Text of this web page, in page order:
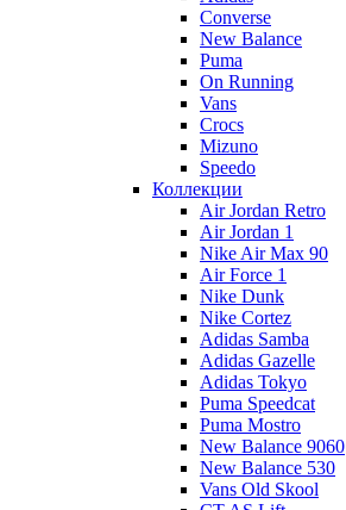
Converse
New Balance
Puma
On Running
Vans
Crocs
Mizuno
Speedo
Коллекции
Air Jordan Retro
Air Jordan 1
Nike Air Max 90
Air Force 1
Nike Dunk
Nike Cortez
Adidas Samba
Adidas Gazelle
Adidas Tokyo
Puma Speedcat
Puma Mostro
New Balance 9060
New Balance 530
Vans Old Skool